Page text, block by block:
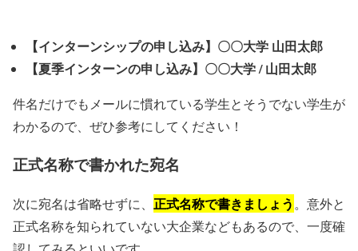
【インターンシップの申し込み】〇〇大学 山田太郎
【夏季インターンの申し込み】〇〇大学 / 山田太郎
件名だけでもメールに慣れている学生とそうでない学生が
わかるので、ぜひ参考にしてください！
正式名称で書かれた宛名
次に宛名は省略せずに、 正式名称で書きましょう 。意外と
正式名称を知られていない大企業などもあるので、一度確